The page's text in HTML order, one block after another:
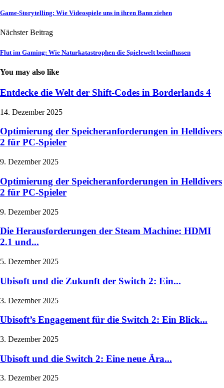
Game-Storytelling: Wie Videospiele uns in ihren Bann ziehen
Nächster Beitrag
Flut im Gaming: Wie Naturkatastrophen die Spielewelt beeinflussen
You may also like
Entdecke die Welt der Shift-Codes in Borderlands 4
14. Dezember 2025
Optimierung der Speicheranforderungen in Helldivers
2 für PC-Spieler
9. Dezember 2025
Optimierung der Speicheranforderungen in Helldivers
2 für PC-Spieler
9. Dezember 2025
Die Herausforderungen der Steam Machine: HDMI
2.1 und...
5. Dezember 2025
Ubisoft und die Zukunft der Switch 2: Ein...
3. Dezember 2025
Ubisoft’s Engagement für die Switch 2: Ein Blick...
3. Dezember 2025
Ubisoft und die Switch 2: Eine neue Ära...
3. Dezember 2025